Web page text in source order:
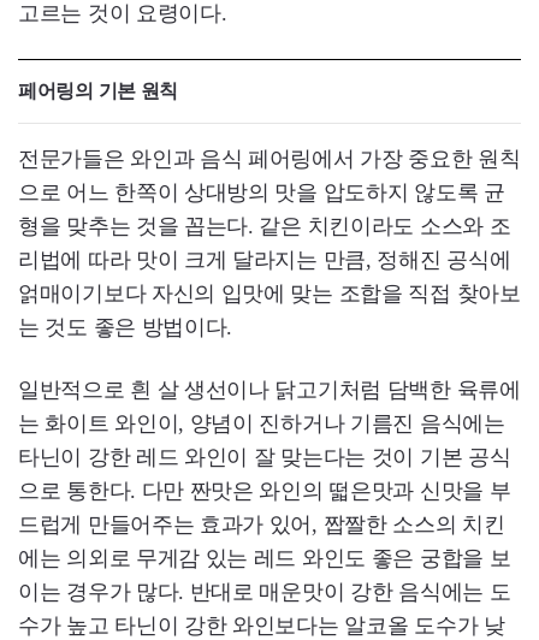
고르는 것이 요령이다.
페어링의 기본 원칙
전문가들은 와인과 음식 페어링에서 가장 중요한 원칙
으로 어느 한쪽이 상대방의 맛을 압도하지 않도록 균
형을 맞추는 것을 꼽는다. 같은 치킨이라도 소스와 조
리법에 따라 맛이 크게 달라지는 만큼, 정해진 공식에
얽매이기보다 자신의 입맛에 맞는 조합을 직접 찾아보
는 것도 좋은 방법이다.
일반적으로 흰 살 생선이나 닭고기처럼 담백한 육류에
는 화이트 와인이, 양념이 진하거나 기름진 음식에는
타닌이 강한 레드 와인이 잘 맞는다는 것이 기본 공식
으로 통한다. 다만 짠맛은 와인의 떫은맛과 신맛을 부
드럽게 만들어주는 효과가 있어, 짭짤한 소스의 치킨
에는 의외로 무게감 있는 레드 와인도 좋은 궁합을 보
이는 경우가 많다. 반대로 매운맛이 강한 음식에는 도
수가 높고 타닌이 강한 와인보다는 알코올 도수가 낮